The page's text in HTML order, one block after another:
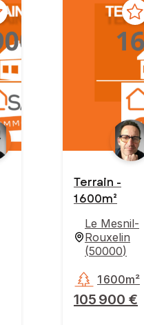
Terrain -
1 600m²
Le Mesnil-
Rouxelin
(50000)
105 900 €
1 600m²